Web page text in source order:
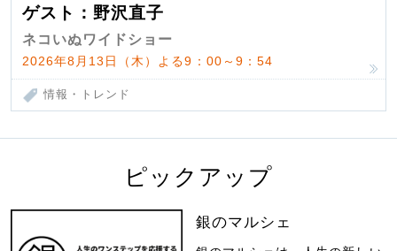
ゲスト：野沢直子
ネコいぬワイドショー
2026年8月13日（木）よる9：00～9：54
情報・トレンド
ピックアップ
銀のマルシェ